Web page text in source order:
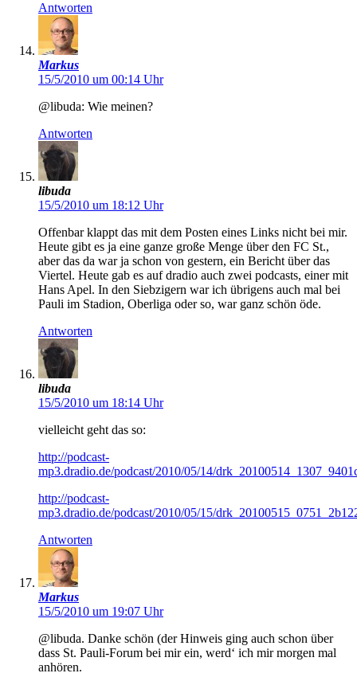
Antworten
Markus
15/5/2010 um 00:14 Uhr
@libuda: Wie meinen?
Antworten
libuda
15/5/2010 um 18:12 Uhr
Offenbar klappt das mit dem Posten eines Links nicht bei mir.
Heute gibt es ja eine ganze große Menge über den FC St.,
aber das da war ja schon von gestern, ein Bericht über das
Viertel. Heute gab es auf dradio auch zwei podcasts, einer mit
Hans Apel. In den Siebzigern war ich übrigens auch mal bei
Pauli im Stadion, Oberliga oder so, war ganz schön öde.
Antworten
libuda
15/5/2010 um 18:14 Uhr
vielleicht geht das so:
http://podcast-
mp3.dradio.de/podcast/2010/05/14/
http://podcast-
mp3.dradio.de/podcast/2010/05/15/
Antworten
Markus
15/5/2010 um 19:07 Uhr
@libuda. Danke schön (der Hinweis ging auch schon über
dass St. Pauli-Forum bei mir ein, werd‘ ich mir morgen mal
anhören.